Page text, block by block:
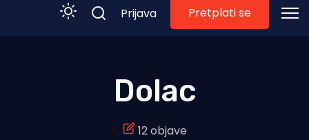
Prijava Pretplati se
Dolac
12 objave